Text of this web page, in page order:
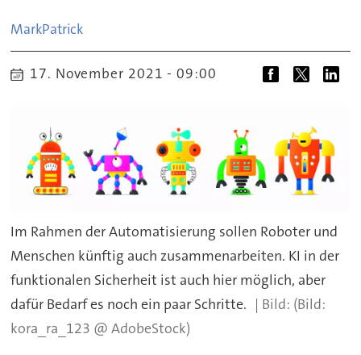
MarkPatrick
17. November 2021 - 09:00
Im Rahmen der Automatisierung sollen Roboter und
Menschen künftig auch zusammenarbeiten. KI in der
funktionalen Sicherheit ist auch hier möglich, aber
dafür Bedarf es noch ein paar Schritte.
(Bild:
kora_ra_123 @ AdobeStock)